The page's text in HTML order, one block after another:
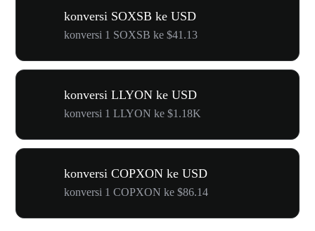
konversi SOXSB ke USD
konversi 1 SOXSB ke $41.13
konversi LLYON ke USD
konversi 1 LLYON ke $1.18K
konversi COPXON ke USD
konversi 1 COPXON ke $86.14